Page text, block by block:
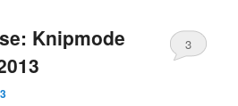
Knipmode
3